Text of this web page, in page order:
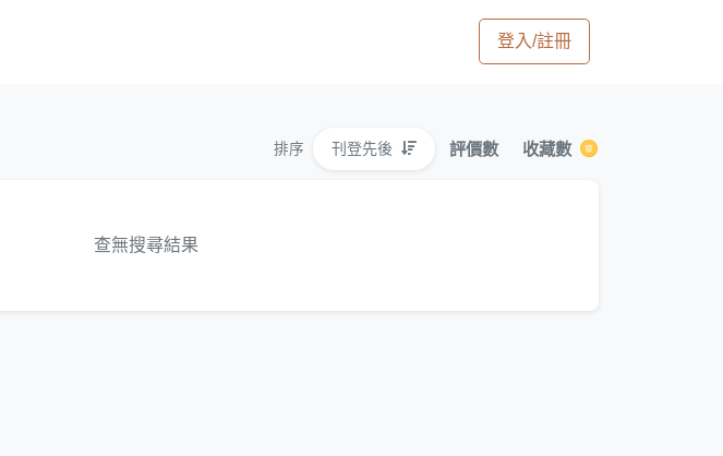
登入/註冊
排序 刊登先後 評價數 收藏數
查無搜尋結果